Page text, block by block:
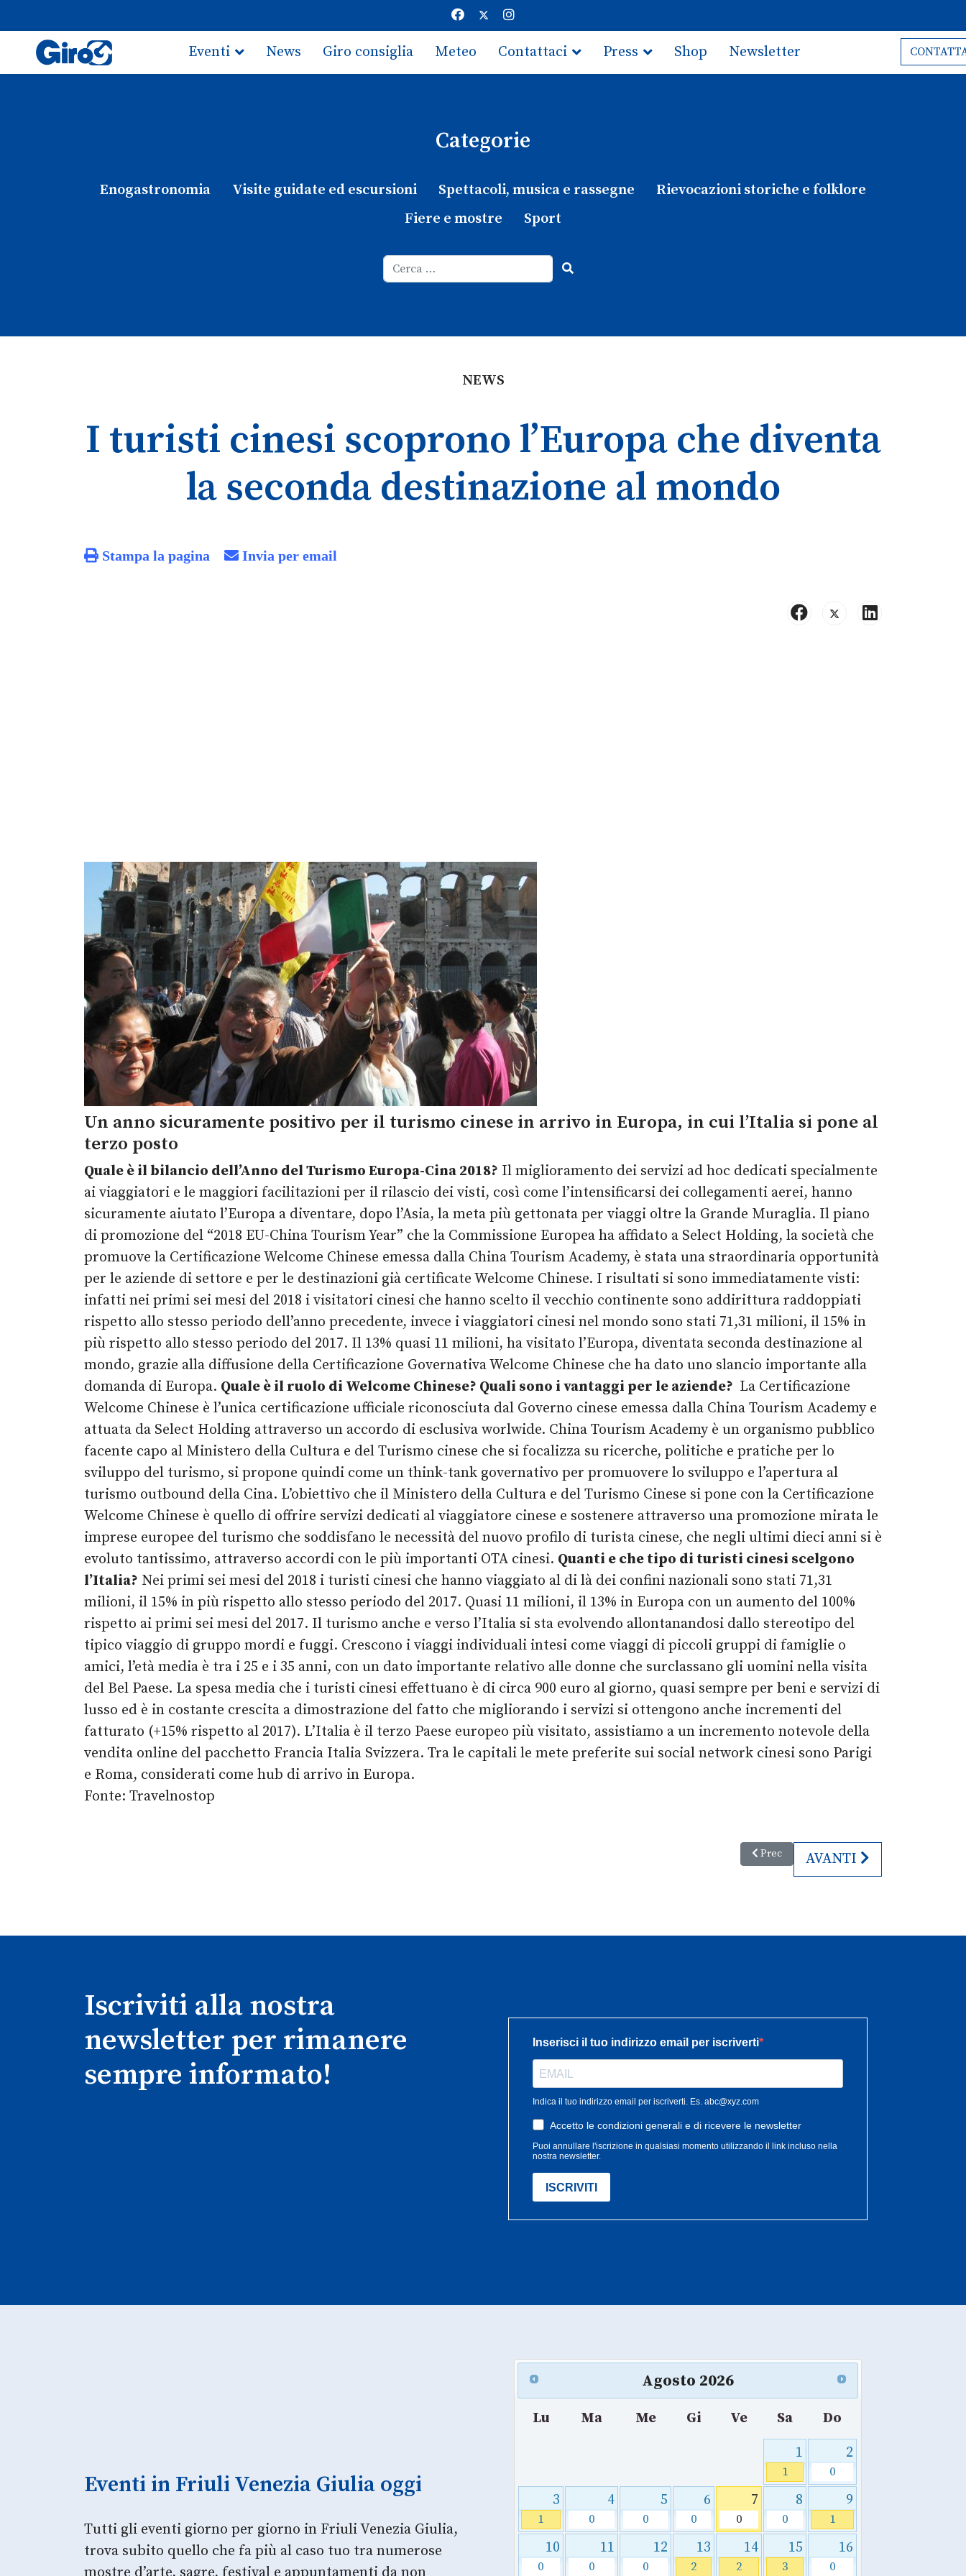
Eventi News Giro consiglia Meteo Contattaci Press Shop Newsletter
Categorie
Enogastronomia Visite guidate ed escursioni Spettacoli, musica e rassegne
Rievocazioni storiche e folklore
Fiere e mostre
Sport
NEWS
I turisti cinesi scoprono l’Europa che diventa
la seconda destinazione al mondo
Stampa la pagina Invia per email
Un anno sicuramente positivo per il turismo cinese in arrivo in Europa, in cui l’Italia si pone al
terzo posto
Quale è il bilancio dell’Anno del Turismo Europa-Cina 2018? Il miglioramento dei servizi ad hoc dedicati specialmente
ai viaggiatori e le maggiori facilitazioni per il rilascio dei visti, così come l’intensificarsi dei collegamenti aerei, hanno
sicuramente aiutato l’Europa a diventare, dopo l’Asia, la meta più gettonata per viaggi oltre la Grande Muraglia. Il piano
di promozione del “2018 EU-China Tourism Year” che la Commissione Europea ha affidato a Select Holding, la società che
promuove la Certificazione Welcome Chinese emessa dalla China Tourism Academy, è stata una straordinaria opportunità
per le aziende di settore e per le destinazioni già certificate Welcome Chinese. I risultati si sono immediatamente visti:
infatti nei primi sei mesi del 2018 i visitatori cinesi che hanno scelto il vecchio continente sono addirittura raddoppiati
rispetto allo stesso periodo dell’anno precedente, invece i viaggiatori cinesi nel mondo sono stati 71,31 milioni, il 15% in
più rispetto allo stesso periodo del 2017. Il 13% quasi 11 milioni, ha visitato l’Europa, diventata seconda destinazione al
mondo, grazie alla diffusione della Certificazione Governativa Welcome Chinese che ha dato uno slancio importante alla
domanda di Europa. Quale è il ruolo di Welcome Chinese? Quali sono i vantaggi per le aziende? La Certificazione
Welcome Chinese è l’unica certificazione ufficiale riconosciuta dal Governo cinese emessa dalla China Tourism Academy e
attuata da Select Holding attraverso un accordo di esclusiva worlwide. China Tourism Academy è un organismo pubblico
facente capo al Ministero della Cultura e del Turismo cinese che si focalizza su ricerche, politiche e pratiche per lo
sviluppo del turismo, si propone quindi come un think-tank governativo per promuovere lo sviluppo e l’apertura al
turismo outbound della Cina. L’obiettivo che il Ministero della Cultura e del Turismo Cinese si pone con la Certificazione
Welcome Chinese è quello di offrire servizi dedicati al viaggiatore cinese e sostenere attraverso una promozione mirata le
imprese europee del turismo che soddisfano le necessità del nuovo profilo di turista cinese, che negli ultimi dieci anni si è
evoluto tantissimo, attraverso accordi con le più importanti OTA cinesi. Quanti e che tipo di turisti cinesi scelgono
l’Italia? Nei primi sei mesi del 2018 i turisti cinesi che hanno viaggiato al di là dei confini nazionali sono stati 71,31
milioni, il 15% in più rispetto allo stesso periodo del 2017. Quasi 11 milioni, il 13% in Europa con un aumento del 100%
rispetto ai primi sei mesi del 2017. Il turismo anche e verso l’Italia si sta evolvendo allontanandosi dallo stereotipo del
tipico viaggio di gruppo mordi e fuggi. Crescono i viaggi individuali intesi come viaggi di piccoli gruppi di famiglie o
amici, l’età media è tra i 25 e i 35 anni, con un dato importante relativo alle donne che surclassano gli uomini nella visita
del Bel Paese. La spesa media che i turisti cinesi effettuano è di circa 900 euro al giorno, quasi sempre per beni e servizi di
lusso ed è in costante crescita a dimostrazione del fatto che migliorando i servizi si ottengono anche incrementi del
fatturato (+15% rispetto al 2017). L’Italia è il terzo Paese europeo più visitato, assistiamo a un incremento notevole della
vendita online del pacchetto Francia Italia Svizzera. Tra le capitali le mete preferite sui social network cinesi sono Parigi
e Roma, considerati come hub di arrivo in Europa.
Fonte: Travelnostop
Articolo precedente: Friuli Venezia Giulia: la
Prec ARTICOLO
AVANTI
Iscriviti alla nostra
newsletter per rimanere
sempre informato!
Eventi in Friuli Venezia Giulia oggi
Tutti gli eventi giorno per giorno in Friuli Venezia Giulia,
trova subito quello che fa più al caso tuo tra numerose
Agosto 2026
Lu Ma Me Gi Ve Sa
Do
1
1
2
0
3
1
4
0
5
0
6
0
7
0
8
0
9
1
10
0
11
0
12
0
13
2
14
2
15
3
16
0